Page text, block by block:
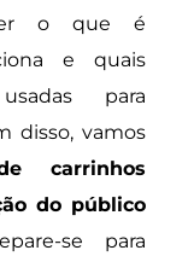
o que é
e quais
para
disso, vamos
carrinhos
do público
se para